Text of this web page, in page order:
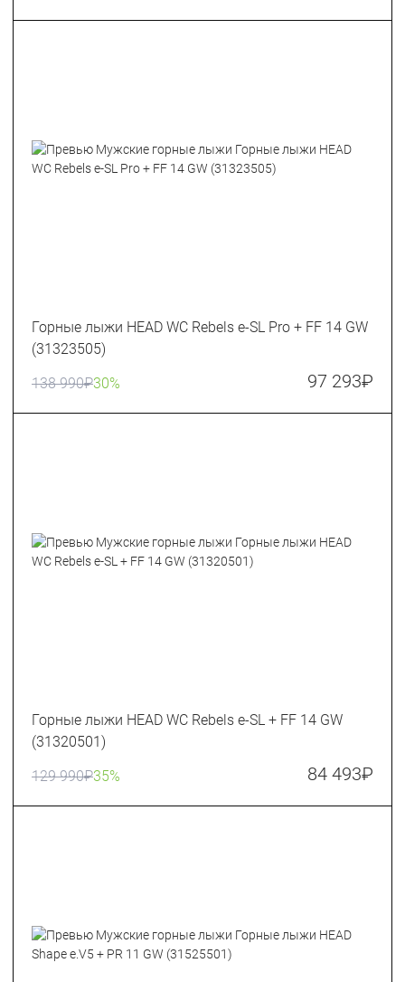
Горные лыжи HEAD WC Rebels e-SL Pro + FF 14 GW
(31323505)
138 990₽30% 97 293₽
Горные лыжи HEAD WC Rebels e-SL + FF 14 GW
(31320501)
129 990₽35% 84 493₽